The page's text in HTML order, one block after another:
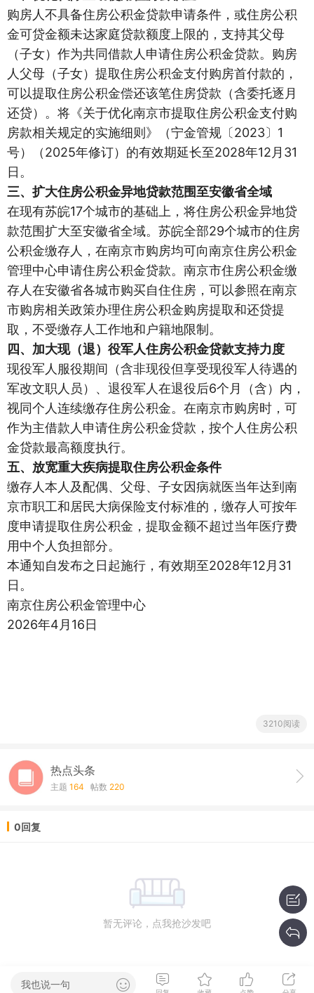
购房人不具备住房公积金贷款申请条件，或住房公积
金可贷金额未达家庭贷款额度上限的，支持其父母
（子女）作为共同借款人申请住房公积金贷款。购房
人父母（子女）提取住房公积金支付购房首付款的，
可以提取住房公积金偿还该笔住房贷款（含委托逐月
还贷）。将《关于优化南京市提取住房公积金支付购
房款相关规定的实施细则》（宁金管规〔2023〕1
号）（2025年修订）的有效期延长至2028年12月31
日。
三、扩大住房公积金异地贷款范围至安徽省全域
在现有苏皖17个城市的基础上，将住房公积金异地贷
款范围扩大至安徽省全域。苏皖全部29个城市的住房
公积金缴存人，在南京市购房均可向南京住房公积金
管理中心申请住房公积金贷款。南京市住房公积金缴
存人在安徽省各城市购买自住住房，可以参照在南京
市购房相关政策办理住房公积金购房提取和还贷提
取，不受缴存人工作地和户籍地限制。
四、加大现（退）役军人住房公积金贷款支持力度
现役军人服役期间（含非现役但享受现役军人待遇的
军改文职人员）、退役军人在退役后6个月（含）内，
视同个人连续缴存住房公积金。在南京市购房时，可
作为主借款人申请住房公积金贷款，按个人住房公积
金贷款最高额度执行。
五、放宽重大疾病提取住房公积金条件
缴存人本人及配偶、父母、子女因病就医当年达到南
京市职工和居民大病保险支付标准的，缴存人可按年
度申请提取住房公积金，提取金额不超过当年医疗费
用中个人负担部分。
本通知自发布之日起施行，有效期至2028年12月31
日。
南京住房公积金管理中心
2026年4月16日
3210阅读
热点头条
主题 164 帖数 220
0回复
暂无评论，点我抢沙发吧
我也说一句